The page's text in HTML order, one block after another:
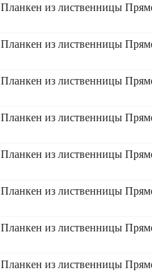
Планкен из лиственницы
Планкен из лиственницы
Планкен из лиственницы
Планкен из лиственницы
Планкен из лиственницы
Планкен из лиственницы
Планкен из лиственницы
Планкен из лиственницы